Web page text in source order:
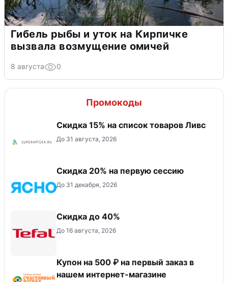
Гибель рыбы и уток на Кирпичке
вызвала возмущение омичей
8 августа 0
Промокоды
Скидка 15% на список товаров Ливс
До 31 августа, 2026
Скидка 20% на первую сессию
До 31 декабря, 2026
Скидка до 40%
До 16 августа, 2026
Купон на 500 ₽ на первый заказ в
нашем интернет-магазине